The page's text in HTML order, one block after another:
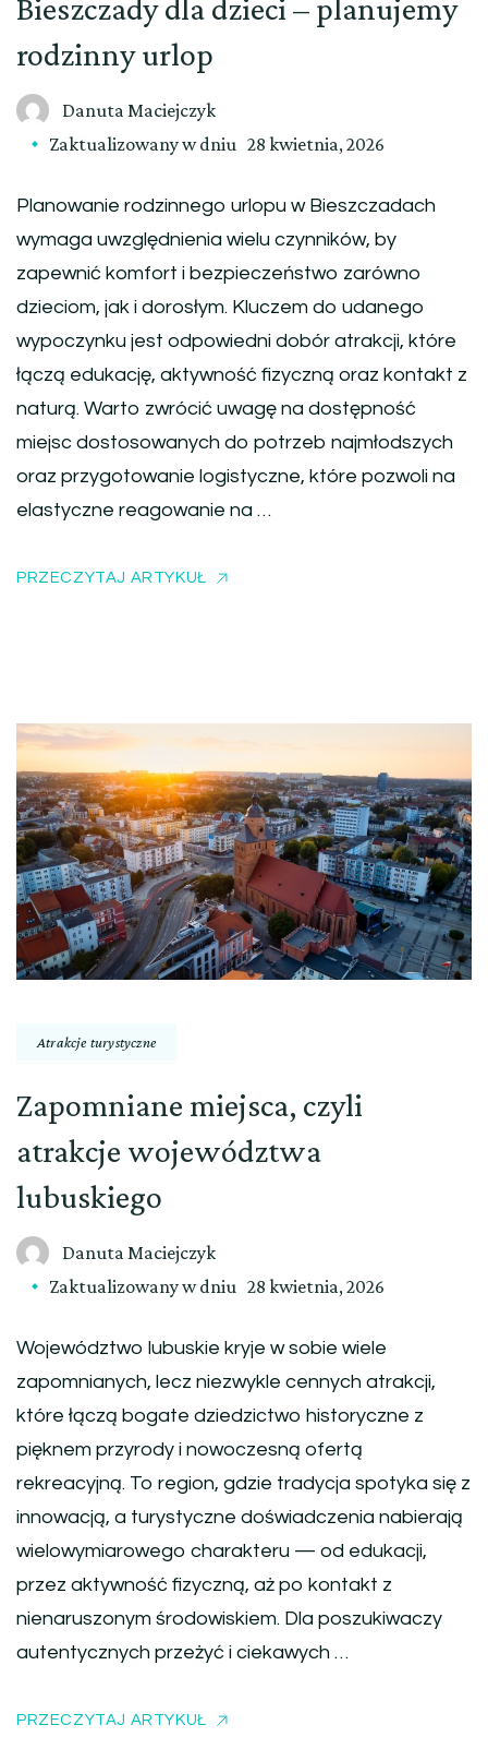
Bieszczady dla dzieci – planujemy
rodzinny urlop
Danuta Maciejczyk
Zaktualizowany w dniu 28 kwietnia, 2026
Planowanie rodzinnego urlopu w Bieszczadach
wymaga uwzględnienia wielu czynników, by
zapewnić komfort i bezpieczeństwo zarówno
dzieciom, jak i dorosłym. Kluczem do udanego
wypoczynku jest odpowiedni dobór atrakcji, które
łączą edukację, aktywność fizyczną oraz kontakt z
naturą. Warto zwrócić uwagę na dostępność
miejsc dostosowanych do potrzeb najmłodszych
oraz przygotowanie logistyczne, które pozwoli na
elastyczne reagowanie na …
PRZECZYTAJ ARTYKUŁ
Atrakcje turystyczne
Zapomniane miejsca, czyli
atrakcje województwa
lubuskiego
Danuta Maciejczyk
Zaktualizowany w dniu 28 kwietnia, 2026
Województwo lubuskie kryje w sobie wiele
zapomnianych, lecz niezwykle cennych atrakcji,
które łączą bogate dziedzictwo historyczne z
pięknem przyrody i nowoczesną ofertą
rekreacyjną. To region, gdzie tradycja spotyka się z
innowacją, a turystyczne doświadczenia nabierają
wielowymiarowego charakteru — od edukacji,
przez aktywność fizyczną, aż po kontakt z
nienaruszonym środowiskiem. Dla poszukiwaczy
autentycznych przeżyć i ciekawych …
PRZECZYTAJ ARTYKUŁ